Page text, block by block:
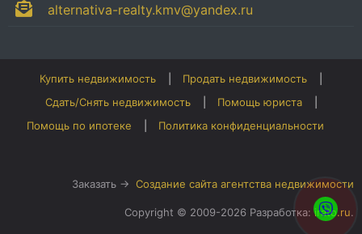
alternativa-realty.kmv@yandex.ru
Купить недвижимость
Продать недвижимость
Сдать/Снять недвижимость
Помощь юриста
Помощь по ипотеке
Политика конфиденциальности
Заказать → Создание сайта агентства недвижимости
Copyright © 2009-2026 Разработка:irato.ru.